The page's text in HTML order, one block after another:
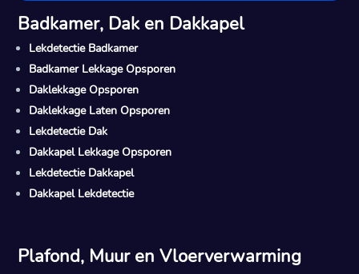
Badkamer, Dak en Dakkapel
Lekdetectie Badkamer
Badkamer Lekkage Opsporen
Daklekkage Opsporen
Daklekkage Laten Opsporen
Lekdetectie Dak
Dakkapel Lekkage Opsporen
Lekdetectie Dakkapel
Dakkapel Lekdetectie
Plafond, Muur en Vloerverwarming